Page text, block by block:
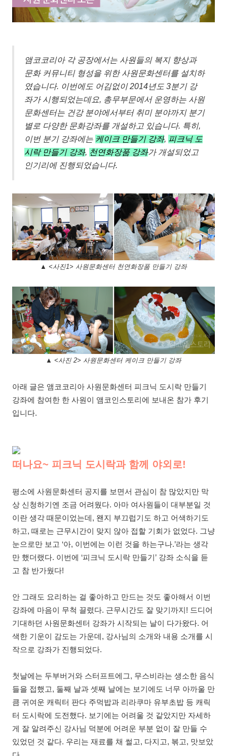
앰코코리아 각 공장에서는 사원들의 복지 향상과
문화 커뮤니티 형성을 위한 사원문화센터를 설치하
였습니다. 이번에도 어김없이 2014년도 3분기 강
좌가 시행되었는데요, 총무부문에서 운영하는 사원
문화센터는 건강 분야에서부터 취미 분야까지 분기
별로 다양한 문화강좌를 개설하고 있습니다. 특히,
이번 분기 강좌에는 케이크 만들기 강좌, 피크닉 도
시락 만들기 강좌, 천연화장품 강좌가 개설되었고
인기리에 진행되었습니다.
▲ <사진1> 사원문화센터 천연화장품 만들기 강좌
▲ <사진 2> 사원문화센터 케이크 만들기 강좌
아래 글은 앰코코리아 사원문화센터 피크닉 도시락 만들기
강좌에 참여한 한 사원이 앰코인스토리에 보내온 참가 후기
입니다.
떠나요~ 피크닉 도시락과 함께 야외로!
평소에 사원문화센터 공지를 보면서 관심이 참 많았지만 막
상 신청하기엔 조금 어려웠다. 아마 여사원들이 대부분일 것
이란 생각 때문이었는데 , 왠지 부끄럽기도 하고 어색하기도
하고, 때로는 근무시간이 맞지 않아 접할 기회가 없었다. 그냥
눈으로만 보고 ‘아, 이번에는 이런 것을 하는구나.’라는 생각
만 했더랬다. 이번에 ‘피크닉 도시락 만들기 ’ 강좌 소식을 듣
고 참 반가웠다!
안 그래도 요리하는 걸 좋아하고 만드는 것도 좋아해서 이번
강좌에 마음이 무척 끌렸다. 근무시간도 잘 맞기까지 ! 드디어
기대하던 사원문화센터 강좌가 시작되는 날이 다가왔다. 어
색한 기운이 감도는 가운데 , 강사님의 소개와 내용 소개를 시
작으로 강좌가 진행되었다.
첫날에는 두부버거와 스터프트에그, 무스비라는 생소한 음식
들을 접했고, 둘째 날과 셋째 날에는 보기에도 너무 아까울 만
큼 귀여운 캐릭터 판다 주먹밥과 리라쿠마 유부초밥 등 캐릭
터 도시락에 도전했다. 보기에는 어려울 것 같았지만 자세하
게 잘 알려주신 강사님 덕분에 어려운 부분 없이 잘 만들 수
있었던 것 같다. 우리는 재료를 채 썰고, 다지고, 볶고, 맛보았